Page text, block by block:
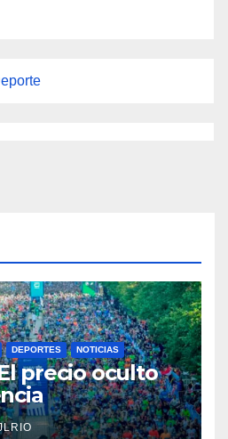
DEPORTES NOTICIAS
precio oculto